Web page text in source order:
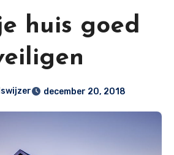
huis goed
december 20, 2018